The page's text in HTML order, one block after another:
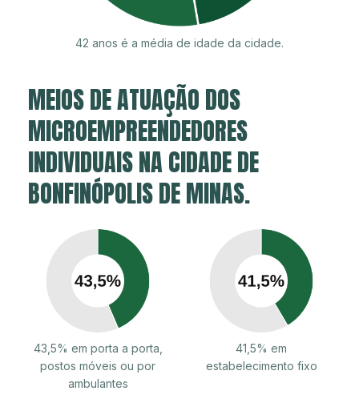
42 anos é a média de idade da cidade.
MEIOS DE ATUAÇÃO DOS
MICROEMPREENDEDORES
INDIVIDUAIS NA CIDADE DE
BONFINÓPOLIS DE MINAS.
43,5% em porta a porta,
postos móveis ou por
ambulantes
41,5% em
estabelecimento fixo